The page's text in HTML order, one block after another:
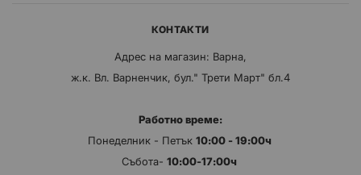
КОНТАКТИ
Адрес на магазин: Варна,
ж.к. Вл. Варненчик, бул." Трети Март" бл.4
Работно време:
Понеделник - Петък 10:00 - 19:00ч
Събота- 10:00-17:00ч